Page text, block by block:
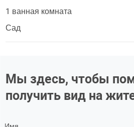
1 ванная комната
Сад
Мы здесь, чтобы
получить вид на